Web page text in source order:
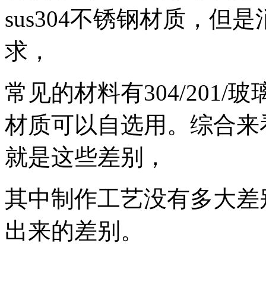
sus304不锈钢材质，但
求，
常见的材料有304/201/玻
材质可以自选用。综合
就是这些差别，
其中制作工艺没有多大
出来的差别。